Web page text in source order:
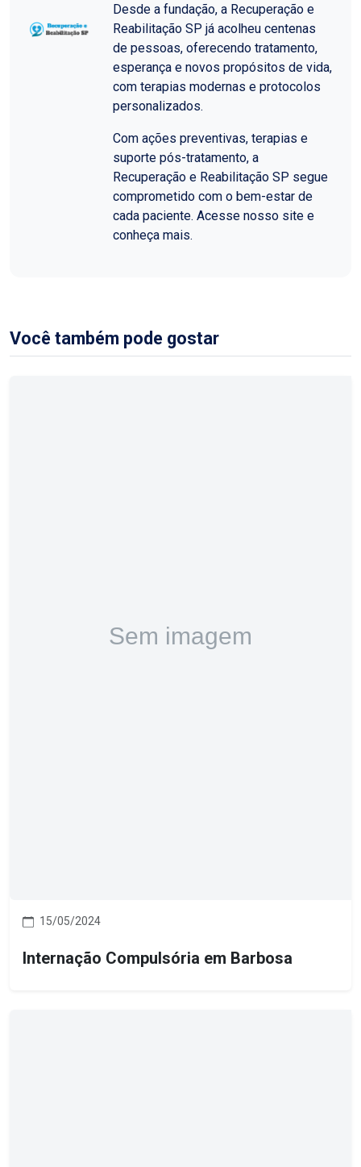
Desde a fundação, a Recuperação e
Reabilitação SP já acolheu centenas
de pessoas, oferecendo tratamento,
esperança e novos propósitos de vida,
com terapias modernas e protocolos
personalizados.
Com ações preventivas, terapias e
suporte pós-tratamento, a
Recuperação e Reabilitação SP segue
comprometido com o bem-estar de
cada paciente. Acesse nosso site e
conheça mais.
Você também pode gostar
15/05/2024
Internação Compulsória em Barbosa